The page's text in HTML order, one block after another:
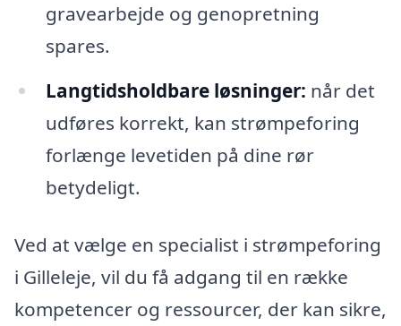
gravearbejde og genopretning
spares.
Langtidsholdbare løsninger: når det
udføres korrekt, kan strømpeforing
forlænge levetiden på dine rør
betydeligt.
Ved at vælge en specialist i strømpeforing
i Gilleleje, vil du få adgang til en række
kompetencer og ressourcer, der kan sikre,